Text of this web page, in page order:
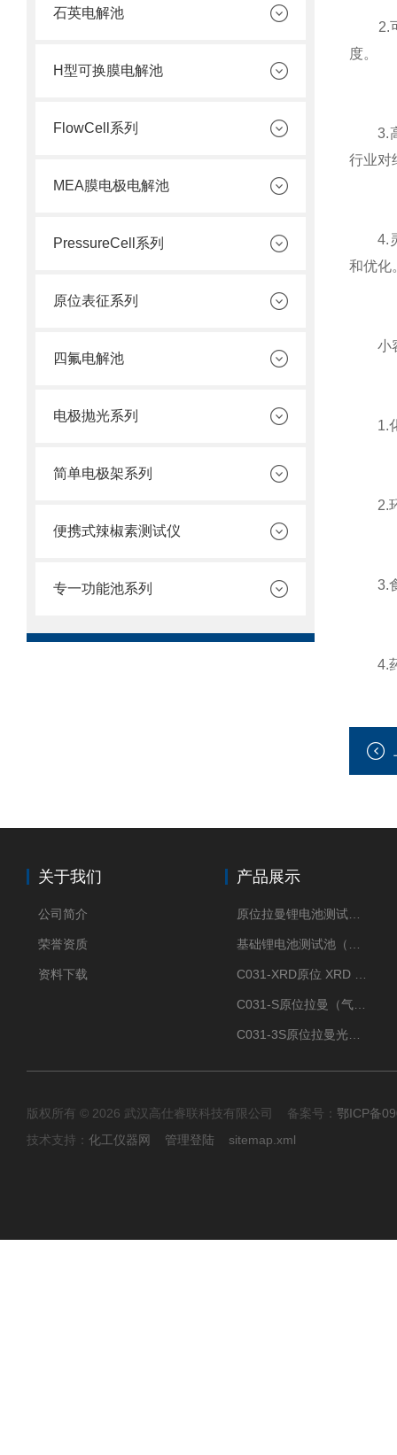
石英电解池
H型可换膜电解池
FlowCell系列
MEA膜电极电解池
PressureCell系列
原位表征系列
四氟电解池
电极抛光系列
简单电极架系列
便携式辣椒素测试仪
专一功能池系列
2.可
度。
3.高
行业对
4.灵
和优化
小容
1.化
2.环
3.食
4.药
关于我们
公司简介
荣誉资质
资料下载
产品展示
版权所有 © 2026 武汉高仕睿联科技有限公司 备案号： 鄂ICP备
技术支持： 化工仪器网 管理登陆 sitemap.xml